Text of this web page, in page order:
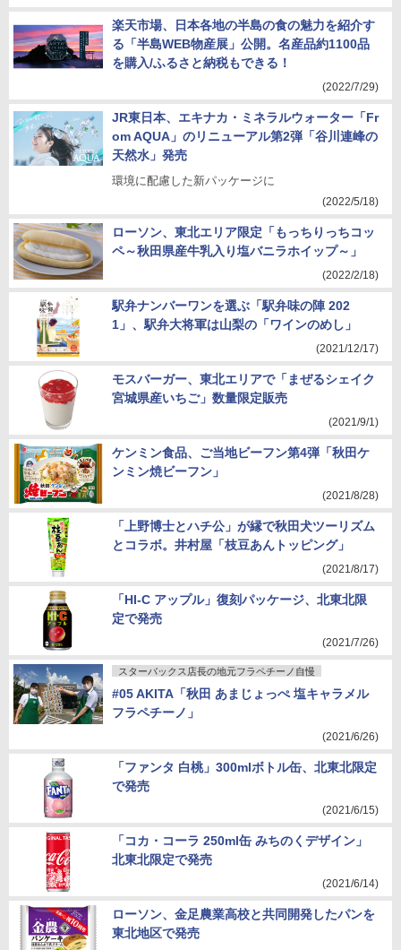
楽天市場、日本各地の半島の食の魅力を紹介す
る「半島WEB物産展」公開。名産品約1100品
を購入/ふるさと納税もできる！
(2022/7/29)
JR東日本、エキナカ・ミネラルウォーター「Fr
om AQUA」のリニューアル第2弾「谷川連峰の
天然水」発売
環境に配慮した新パッケージに
(2022/5/18)
ローソン、東北エリア限定「もっちりっちコッ
ペ～秋田県産牛乳入り塩バニラホイップ～」
(2022/2/18)
駅弁ナンバーワンを選ぶ「駅弁味の陣 202
1」、駅弁大将軍は山梨の「ワインのめし」
(2021/12/17)
モスバーガー、東北エリアで「まぜるシェイク
宮城県産いちご」数量限定販売
(2021/9/1)
ケンミン食品、ご当地ビーフン第4弾「秋田ケ
ンミン焼ビーフン」
(2021/8/28)
「上野博士とハチ公」が縁で秋田犬ツーリズム
とコラボ。井村屋「枝豆あんトッピング」
(2021/8/17)
「HI-C アップル」復刻パッケージ、北東北限
定で発売
(2021/7/26)
スターバックス店長の地元フラペチーノ自慢
#05 AKITA「秋田 あまじょっぺ 塩キャラメル
フラペチーノ」
(2021/6/26)
「ファンタ 白桃」300mlボトル缶、北東北限定
で発売
(2021/6/15)
「コカ・コーラ 250ml缶 みちのくデザイン」
北東北限定で発売
(2021/6/14)
ローソン、金足農業高校と共同開発したパンを
東北地区で発売